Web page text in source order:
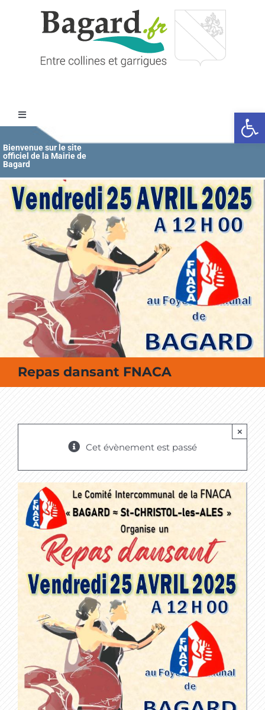
Ouvrir
Toggle
Navigation
Accueil
MAIRIE
ÉDUCATION / JEUNESSE
VIE COMMUNALE
MES SORTIES / MES LOISIRS
Bienvenue sur le site
officiel de la Mairie de
Bagard
Repas dansant FNACA
Cet évènement est passé
×